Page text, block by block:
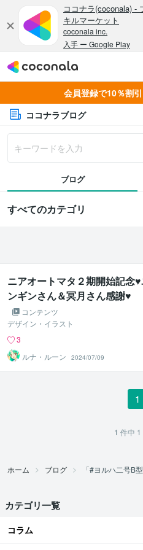
会員登録で10％割
ココナラブログ
ブログ
すべてのカテゴリ
ニアオートマタ２期開始記念
ンギンさん＆冥月さん感謝♥
コンテンツ
デザイン・イラスト
3
ルナ・ルーン
2024/07/09
1
1 件中 1
ホーム ブログ 「#ヨルハ二号B
カテゴリ一覧
コラム